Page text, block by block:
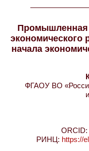
Промышленная
экономического
начала
ФГАОУ ВО
ORCID:
РИНЦ: https://